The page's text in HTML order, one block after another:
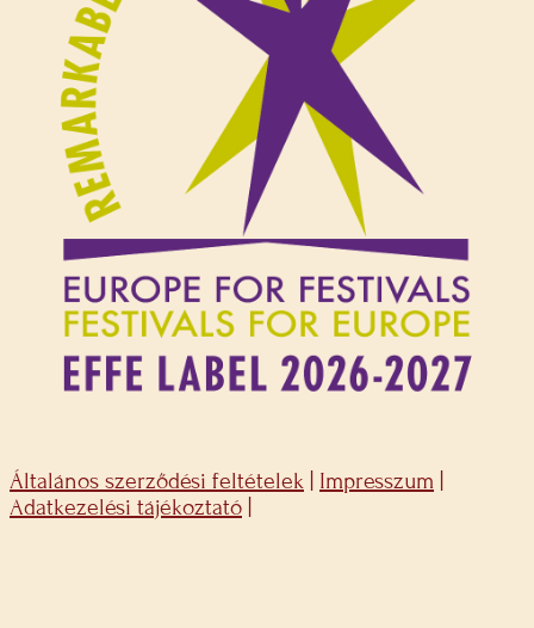
Általános szerződési feltételek Impresszum
Adatkezelési tájékoztató